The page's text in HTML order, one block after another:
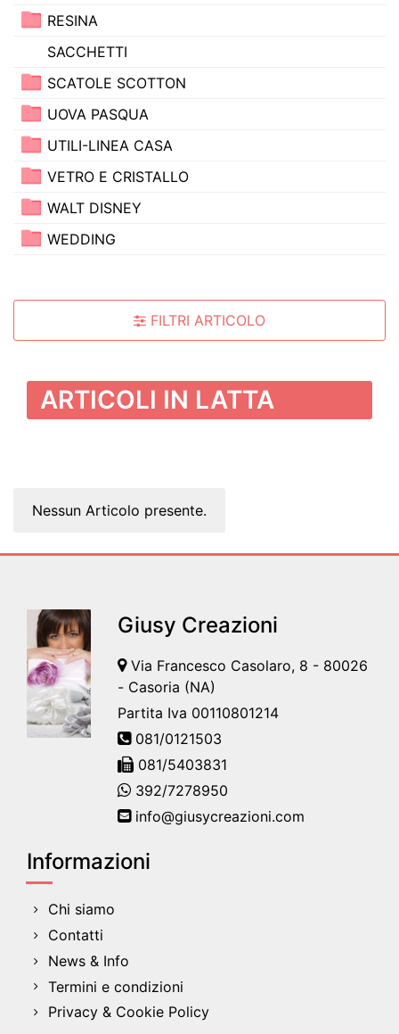
RESINA
SACCHETTI
SCATOLE SCOTTON
UOVA PASQUA
UTILI-LINEA CASA
VETRO E CRISTALLO
WALT DISNEY
WEDDING
FILTRI ARTICOLO
ARTICOLI IN LATTA
Nessun Articolo presente.
Giusy Creazioni
Via Francesco Casolaro, 8 - 80026
- Casoria (NA)
Partita Iva 00110801214
081/0121503
081/5403831
392/7278950
info@giusycreazioni.com
Informazioni
Chi siamo
Contatti
News & Info
Termini e condizioni
Privacy & Cookie Policy